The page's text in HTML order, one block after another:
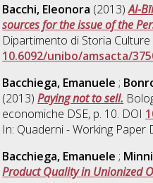
Bacchi, Eleonora (2013)Al-
sources for the issue of the
Dipartimento di Storia Culture
10.6092/unibo/amsacta/
Bacchiega, Emanuele ;
(2013)Paying not to sell.
economiche DSE, p. 10. DOI
In: Quaderni - Working Paper
Bacchiega, Emanuele ;
Product Quality in Unionized